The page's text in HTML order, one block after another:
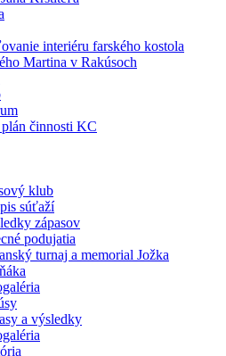
interiéru farského kostola
Martina v Rakúsoch
činnosti KC
klub
súťaží
zápasov
podujatia
turnaj a memorial Jožka
a výsledky